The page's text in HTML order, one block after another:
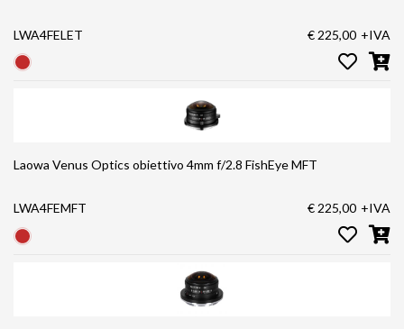
LWA4FELET € 225,00 +IVA
Laowa Venus Optics obiettivo 4mm f/2.8 FishEye MFT
LWA4FEMFT € 225,00 +IVA